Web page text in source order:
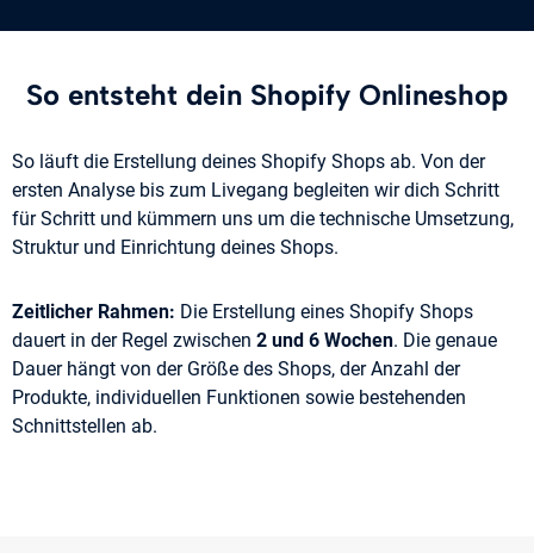
So entsteht dein Shopify Onlineshop
So läuft die Erstellung deines Shopify Shops ab. Von der
ersten Analyse bis zum Livegang begleiten wir dich Schritt
für Schritt und kümmern uns um die technische Umsetzung,
Struktur und Einrichtung deines Shops.
Zeitlicher Rahmen: Die Erstellung eines Shopify Shops
dauert in der Regel zwischen 2 und 6 Wochen. Die genaue
Dauer hängt von der Größe des Shops, der Anzahl der
Produkte, individuellen Funktionen sowie bestehenden
Schnittstellen ab.